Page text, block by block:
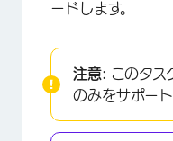
ードします。
注意: このタ
のみをサポート